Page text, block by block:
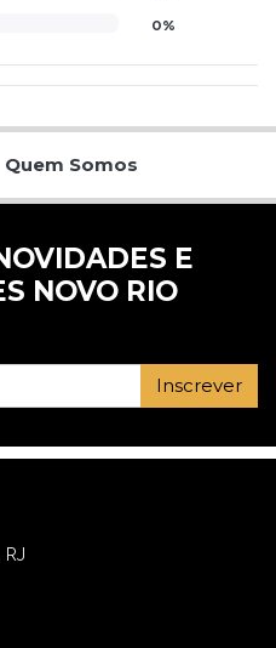
0%
Quem Somos
E
NOVO RIO
Inscrever